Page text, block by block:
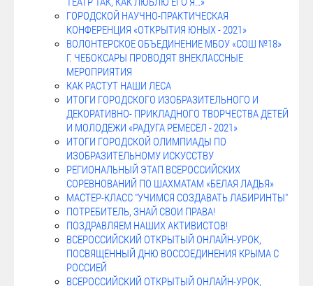
ГОРОДСКОЙ НАУЧНО-ПРАКТИЧЕСКАЯ
КОНФЕРЕНЦИЯ «ОТКРЫТИЯ ЮНЫХ - 2021»
ВОЛОНТЕРСКОЕ ОБЪЕДИНЕНИЕ МБОУ «СОШ №18»
Г. ЧЕБОКСАРЫ ПРОВОДЯТ ВНЕКЛАССНЫЕ
МЕРОПРИЯТИЯ
КАК РАСТУТ НАШИ ЛЕСА
ИТОГИ ГОРОДСКОГО ИЗОБРАЗИТЕЛЬНОГО И
ДЕКОРАТИВНО- ПРИКЛАДНОГО ТВОРЧЕСТВА ДЕТЕЙ
И МОЛОДЕЖИ «РАДУГА РЕМЕСЕЛ - 2021»
ИТОГИ ГОРОДСКОЙ ОЛИМПИАДЫ ПО
ИЗОБРАЗИТЕЛЬНОМУ ИСКУССТВУ
РЕГИОНАЛЬНЫЙ ЭТАП ВСЕРОССИЙСКИХ
СОРЕВНОВАНИЙ ПО ШАХМАТАМ «БЕЛАЯ ЛАДЬЯ»
МАСТЕР-КЛАСС "УЧИМСЯ СОЗДАВАТЬ ЛАБИРИНТЫ"
ПОТРЕБИТЕЛЬ, ЗНАЙ СВОИ ПРАВА!
ПОЗДРАВЛЯЕМ НАШИХ АКТИВИСТОВ!
ВСЕРОССИЙСКИЙ ОТКРЫТЫЙ ОНЛАЙН-УРОК,
ПОСВЯЩЕННЫЙ ДНЮ ВОССОЕДИНЕНИЯ КРЫМА С
РОССИЕЙ
ВСЕРОССИЙСКИЙ ОТКРЫТЫЙ ОНЛАЙН-УРОК,